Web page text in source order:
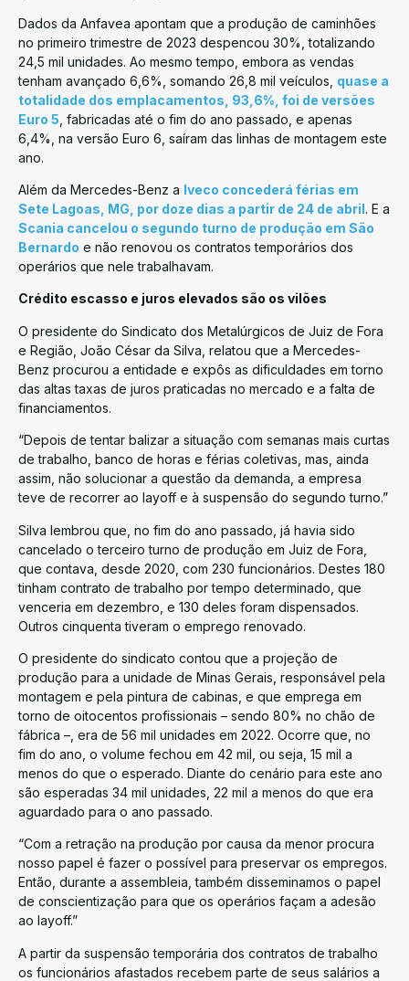
Dados da Anfavea apontam que a produção de caminhões
no primeiro trimestre de 2023 despencou 30%, totalizando
24,5 mil unidades. Ao mesmo tempo, embora as vendas
tenham avançado 6,6%, somando 26,8 mil veículos, quase a
totalidade dos emplacamentos, 93,6%, foi de versões
Euro 5 , fabricadas até o fim do ano passado, e apenas
6,4%, na versão Euro 6, saíram das linhas de montagem este
ano.
Além da Mercedes-Benz a Iveco concederá férias em
Sete Lagoas, MG, por doze dias a partir de 24 de abril. E a
Scania cancelou o segundo turno de produção em São
Bernardo e não renovou os contratos temporários dos
operários que nele trabalhavam.
Crédito escasso e juros elevados são os vilões
O presidente do Sindicato dos Metalúrgicos de Juiz de Fora
e Região, João César da Silva, relatou que a Mercedes-
Benz procurou a entidade e expôs as dificuldades em torno
das altas taxas de juros praticadas no mercado e a falta de
financiamentos.
“Depois de tentar balizar a situação com semanas mais curtas
de trabalho, banco de horas e férias coletivas, mas, ainda
assim, não solucionar a questão da demanda, a empresa
teve de recorrer ao layoff e à suspensão do segundo turno.”
Silva lembrou que, no fim do ano passado, já havia sido
cancelado o terceiro turno de produção em Juiz de Fora,
que contava, desde 2020, com 230 funcionários. Destes 180
tinham contrato de trabalho por tempo determinado, que
venceria em dezembro, e 130 deles foram dispensados.
Outros cinquenta tiveram o emprego renovado.
O presidente do sindicato contou que a projeção de
produção para a unidade de Minas Gerais, responsável pela
montagem e pela pintura de cabinas, e que emprega em
torno de oitocentos profissionais – sendo 80% no chão de
fábrica –, era de 56 mil unidades em 2022. Ocorre que, no
fim do ano, o volume fechou em 42 mil, ou seja, 15 mil a
menos do que o esperado. Diante do cenário para este ano
são esperadas 34 mil unidades, 22 mil a menos do que era
aguardado para o ano passado.
“Com a retração na produção por causa da menor procura
nosso papel é fazer o possível para preservar os empregos.
Então, durante a assembleia, também disseminamos o papel
de conscientização para que os operários façam a adesão
ao layoff.”
A partir da suspensão temporária dos contratos de trabalho
os funcionários afastados recebem parte de seus salários a